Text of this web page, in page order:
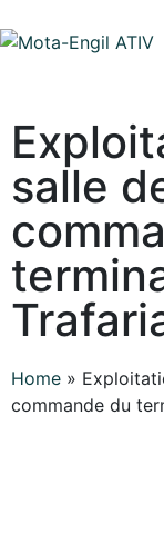
salle
Home »
commande du